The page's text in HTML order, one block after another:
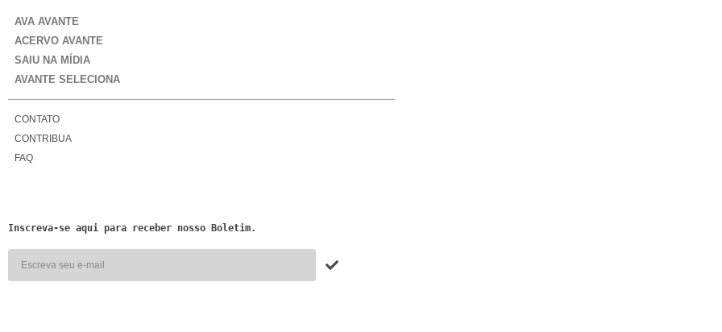
AVA AVANTE
ACERVO AVANTE
SAIU NA MÍDIA
AVANTE SELECIONA
CONTATO
CONTRIBUA
FAQ
Inscreva-se aqui para receber nosso Boletim.